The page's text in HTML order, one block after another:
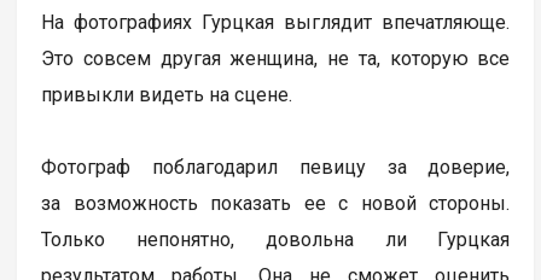
На фотографиях Гурцкая выглядит впечатляюще.
Это совсем другая женщина, не та, которую все
привыкли видеть на сцене.
Фотограф поблагодарил певицу за доверие,
за возможность показать ее с новой стороны.
Только непонятно, довольна ли Гурцкая